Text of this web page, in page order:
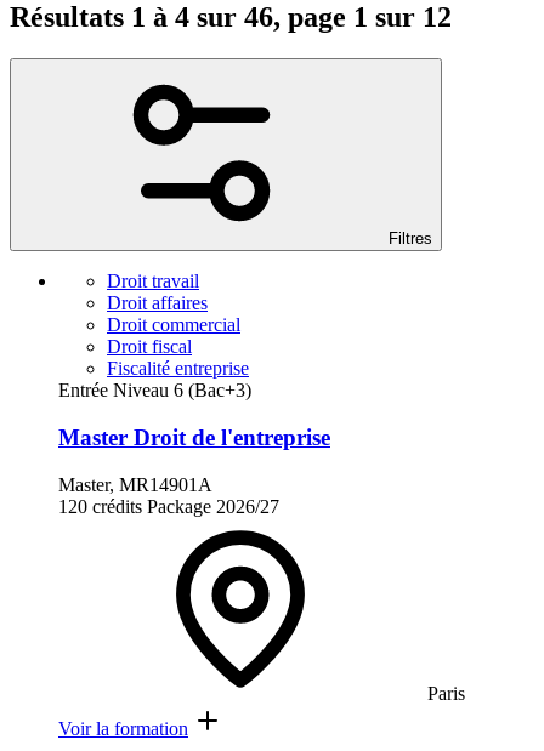
Résultats 1 à 4 sur 46, page 1 sur 12
Filtres
Droit travail
Droit affaires
Droit commercial
Droit fiscal
Fiscalité entreprise
Entrée Niveau 6 (Bac+3)
Master Droit de l'entreprise
Master, MR14901A
120 crédits Package 2026/27
Paris
Voir la formation